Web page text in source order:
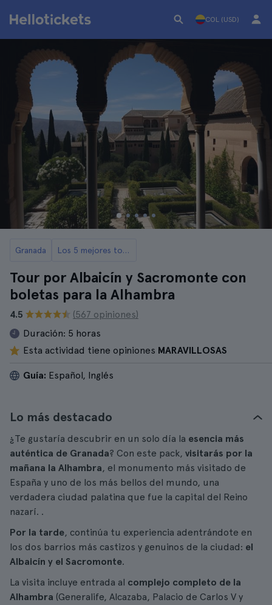
COL (USD)
Granada Los 5 mejores tours por El Albaicín y Sacromonte en Granada
Tour por Albaicín y Sacromonte con
boletas para la Alhambra
4.5
(567 opiniones)
Duración: 5 horas
Esta actividad tiene opiniones MARAVILLOSAS
Guía: Español, Inglés
Lo más destacado
¿Te gustaría descubrir en un solo día la esencia más
auténtica de Granada? Con este pack, visitarás por la
mañana la Alhambra, el monumento más visitado de
España y uno de los más bellos del mundo, una
verdadera ciudad palatina que fue la capital del Reino
nazarí. .
Por la tarde, continúa tu experiencia adentrándote en
los dos barrios más castizos y genuinos de la ciudad: el
Albaicín y el Sacromonte.
La visita incluye entrada al complejo completo de la
Alhambra (Generalife, Alcazaba, Palacio de Carlos V y